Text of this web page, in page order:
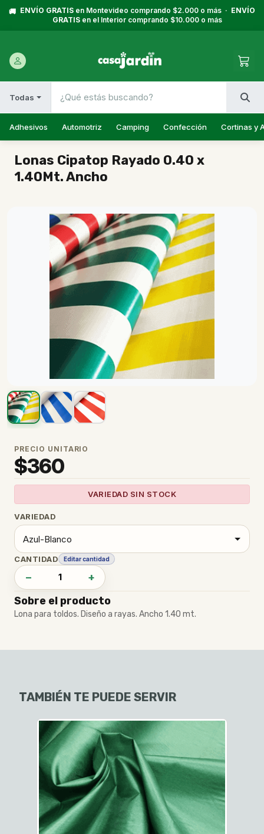
🚚 ENVÍO GRATISen Montevideo comprando $2.000 o más · ENVÍO
GRATIS en el Interior comprando $10.000 o más
Todas
Adhesivos Automotriz Camping Confección Cortinas y
Lonas Cipatop Rayado 0.40 x
1.40Mt. Ancho
PRECIO UNITARIO
$360
VARIEDAD SIN STOCK
VARIEDAD
CANTIDAD Editar cantidad
− +
Sobre el producto
Lona para toldos. Diseño a rayas. Ancho 1.40 mt.
TAMBIÉN TE PUEDE SERVIR